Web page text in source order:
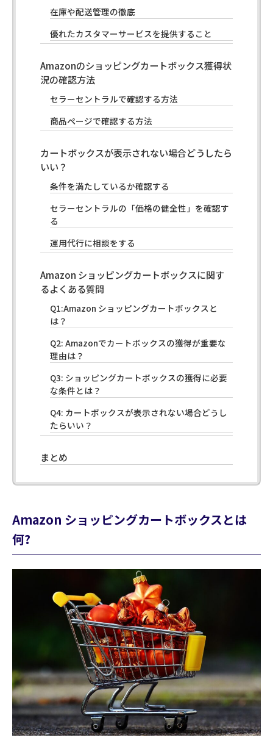
在庫や配送管理の徹底
優れたカスタマーサービスを提供すること
Amazonのショッピングカートボックス獲得状
況の確認方法
セラーセントラルで確認する方法
商品ページで確認する方法
カートボックスが表示されない場合どうしたら
いい？
条件を満たしているか確認する
セラーセントラルの「価格の健全性」を確認す
る
運用代行に相談をする
Amazon ショッピングカートボックスに関す
るよくある質問
Q1:Amazon ショッピングカートボックスと
は？
Q2: Amazonでカートボックスの獲得が重要な
理由は？
Q3: ショッピングカートボックスの獲得に必要
な条件とは？
Q4: カートボックスが表示されない場合どうし
たらいい？
まとめ
Amazon ショッピングカートボックスとは
何?